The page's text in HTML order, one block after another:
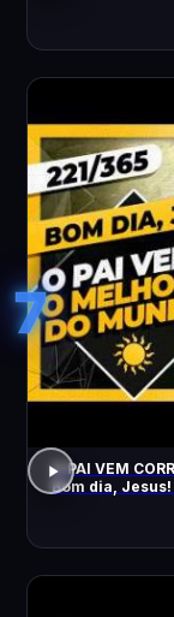
7
O PAI VEM
Bom dia,